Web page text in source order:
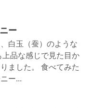
ー
白玉（蚕）のような
上品な感じで見た目か
ました。 食べてみた
ー...